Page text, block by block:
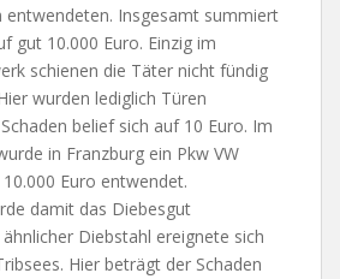
entwendeten. Insgesamt summiert
gut 10.000 Euro. Einzig im
schienen die Täter nicht fündig
wurden lediglich Türen
belief sich auf 10 Euro. Im
in Franzburg ein Pkw VW
Euro entwendet.
damit das Diebesgut
Diebstahl ereignete sich
Hier beträgt der Schaden